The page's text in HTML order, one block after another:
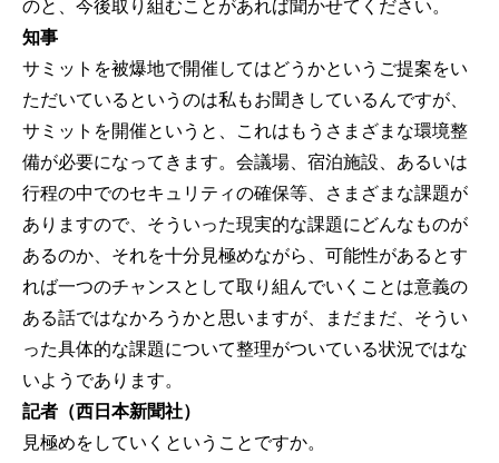
のと、今後取り組むことがあれば聞かせてください。
知事
サミットを被爆地で開催してはどうかというご提案をい
ただいているというのは私もお聞きしているんですが、
サミットを開催というと、これはもうさまざまな環境整
備が必要になってきます。会議場、宿泊施設、あるいは
行程の中でのセキュリティの確保等、さまざまな課題が
ありますので、そういった現実的な課題にどんなものが
あるのか、それを十分見極めながら、可能性があるとす
れば一つのチャンスとして取り組んでいくことは意義の
ある話ではなかろうかと思いますが、まだまだ、そうい
った具体的な課題について整理がついている状況ではな
いようであります。
記者（西日本新聞社）
見極めをしていくということですか。